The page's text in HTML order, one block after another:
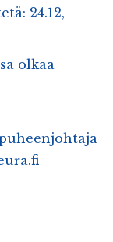
24.12,
olkaa